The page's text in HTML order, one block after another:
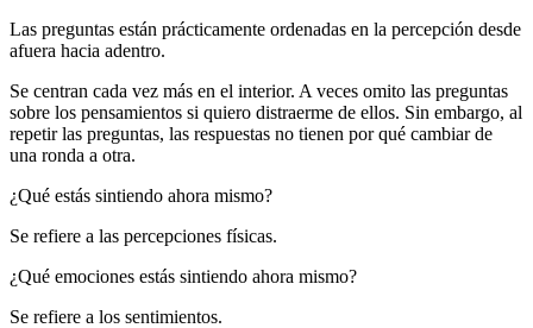
Las preguntas están prácticamente ordenadas en la percepción desde
afuera hacia adentro.
Se centran cada vez más en el interior. A veces omito las preguntas
sobre los pensamientos si quiero distraerme de ellos. Sin embargo, al
repetir las preguntas, las respuestas no tienen por qué cambiar de
una ronda a otra.
¿Qué estás sintiendo ahora mismo?
Se refiere a las percepciones físicas.
¿Qué emociones estás sintiendo ahora mismo?
Se refiere a los sentimientos.